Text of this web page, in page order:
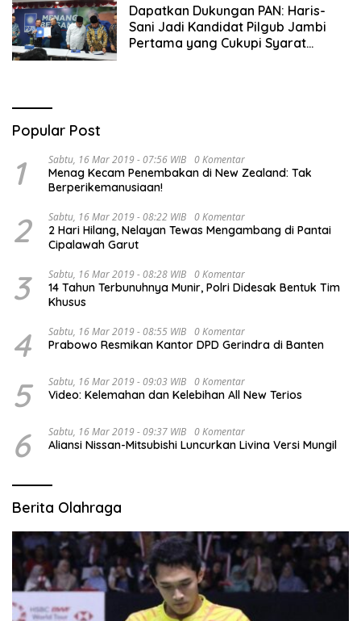
Dapatkan Dukungan PAN: Haris-
Sani Jadi Kandidat Pilgub Jambi
Pertama yang Cukupi Syarat
Popular Post
1 Sabtu, 16 Mar 2019 - 07:56 WIB 0 Komentar
Menag Kecam Penembakan di New Zealand: Tak
Berperikemanusiaan!
2 Sabtu, 16 Mar 2019 - 08:22 WIB 0 Komentar
2 Hari Hilang, Nelayan Tewas Mengambang di Pantai
Cipalawah Garut
3 Sabtu, 16 Mar 2019 - 08:28 WIB 0 Komentar
14 Tahun Terbunuhnya Munir, Polri Didesak Bentuk Tim
Khusus
4 Sabtu, 16 Mar 2019 - 08:55 WIB 0 Komentar
Prabowo Resmikan Kantor DPD Gerindra di Banten
5 Sabtu, 16 Mar 2019 - 09:03 WIB 0 Komentar
Video: Kelemahan dan Kelebihan All New Terios
6 Sabtu, 16 Mar 2019 - 09:37 WIB 0 Komentar
Aliansi Nissan-Mitsubishi Luncurkan Livina Versi Mungil
Berita Olahraga